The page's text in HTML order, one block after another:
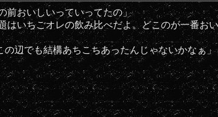
前おいしいっていってたの」
いちごオレの飲み比べだよ。どこのが一番お
辺でも結構あちこちあったんじゃないかなぁ」